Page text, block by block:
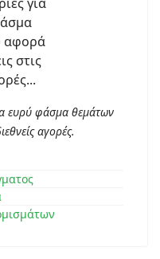
ευρύ φάσμα θεμάτων
αγορές.